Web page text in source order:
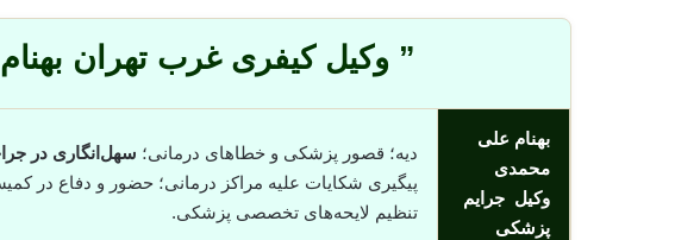
” وکیل کیفری غرب تهران
بهنام علی
محمدی
وکیل جرایم
پزشکی
دیه؛ قصور پزشکی و خطاهای درمانی؛ سهل‌انگاری در
پیگیری شکایات علیه مراکز درمانی؛ حضور و دفاع در
تنظیم لایحه‌های تخصصی پزشکی.